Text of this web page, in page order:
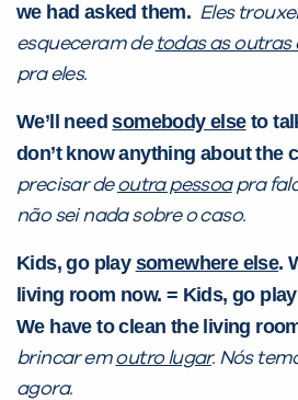
we had asked them. Eles
esqueceram de todas as outras
pra eles.
We’ll needsomebody elseto
don’t know anything about the
precisar deoutra pessoapra
não sei nada sobre o caso.
Kids, go play somewhere else.
living room now. = Kids, go
We have to clean the living
brincar emoutro lugar. Nós
agora.